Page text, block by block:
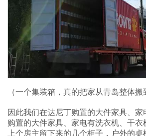
（一个集装箱，真的把家从青岛整体搬
因此我们在达尼丁购置的大件家具、
购置的大件家具、家电有洗衣机、干衣
上个房主留下来的几个柜子，户外的